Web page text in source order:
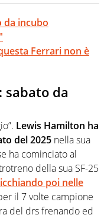
da incubo
Ferrari non è
sabato da
Lewis Hamilton ha
del 2025 nella sua
ha cominciato al
della sua SF-25
poi nelle
il 7 volte campione
del drs frenando ed